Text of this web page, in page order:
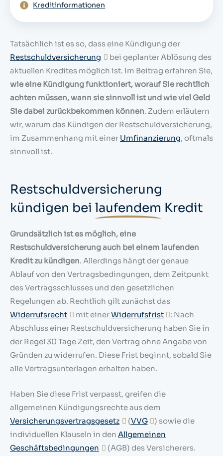
Kreditinformationen
Tatsächlich ist es so, dass eine Kündigung der
Restschuldversicherung
bei geplanter Ablösung des
aktuellen Kredites möglich ist. Im Beitrag erfahren Sie,
wie eine Kündigung funktioniert, worauf Sie rechtlich
achten müssen, wann sie sinnvoll ist und wie viel Geld
Sie dabei zurückbekommen können. Zudem erläutern
wir, warum das Kündigen der Restschuldversicherung,
im Zusammenhang mit einer Umfinanzierung, oftmals
sinnvoll ist.
Restschuldversicherung
kündigen bei laufendem Kredit
Grundsätzlich ist es möglich, eine
Restschuldversicherung auch bei einem laufenden
Kredit zu kündigen. Allerdings hängt der genaue
Ablauf von den Vertragsbedingungen, dem Zeitpunkt
des Vertragsschlusses und den gesetzlichen
Regelungen ab. Rechtlich gilt zunächst das
Widerrufsrecht
mit einerWiderrufsfrist
: Nach
Abschluss einer Restschuldversicherung haben Sie in
der Regel 30 Tage Zeit, den Vertrag ohne Angabe von
Gründen zu widerrufen. Diese Frist beginnt, sobald Sie
alle Vertragsunterlagen erhalten haben.
Haben Sie diese Frist verpasst, greifen die
allgemeinen Kündigungsrechte aus dem
Versicherungsvertragsgesetz
(VVG
) sowie die
individuellen Klauseln in den Allgemeinen
Geschäftsbedingungen
(AGB) des Versicherers.